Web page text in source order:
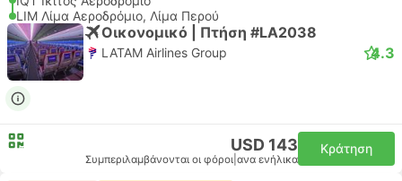
LIM Λίμα Αεροδρόμιο, Λίμα Περού
Οικονομικό | Πτήση #LA2038
LATAM Airlines Group 4.3
USD 143
Συμπεριλαμβάνονται οι φόροι ανα ενήλικα
Κράτηση